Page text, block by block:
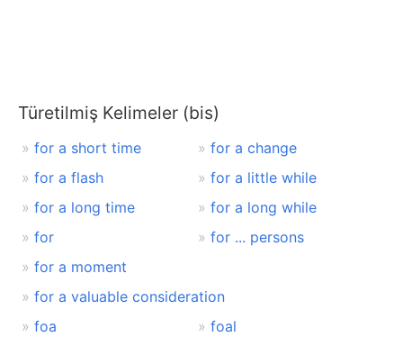
Türetilmiş Kelimeler (bis)
for a short time
for a change
for a flash
for a little while
for a long time
for a long while
for
for ... persons
for a moment
for a valuable consideration
foa
foal